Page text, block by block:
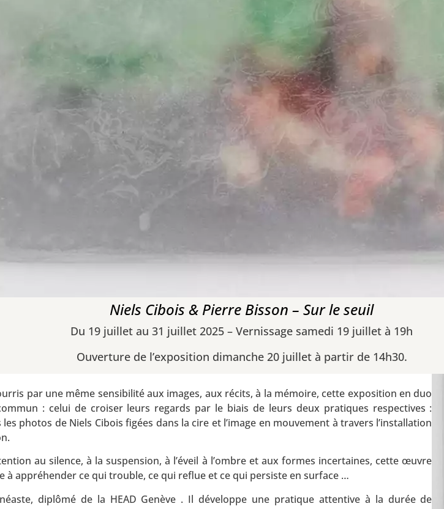
Niels Cibois & Pierre Bisson – Sur le seuil
Du 19 juillet au 31 juillet 2025 – Vernissage samedi 19 juillet à 19h
Ouverture de l’exposition dimanche 20 juillet à partir de 14h30.
par une même sensibilité aux images, aux récits, à la mémoire, cette exposition en duo
: celui de croiser leurs regards par le biais de leurs deux pratiques respectives :
les photos de Niels Cibois figées dans la cire et l’image en mouvement à travers l’installation
au silence, à la suspension, à l’éveil à l’ombre et aux formes incertaines, cette œuvre
à appréhender ce qui trouble, ce qui reflue et ce qui persiste en surface …
diplômé de la HEAD Genève . Il développe une pratique attentive à la durée de